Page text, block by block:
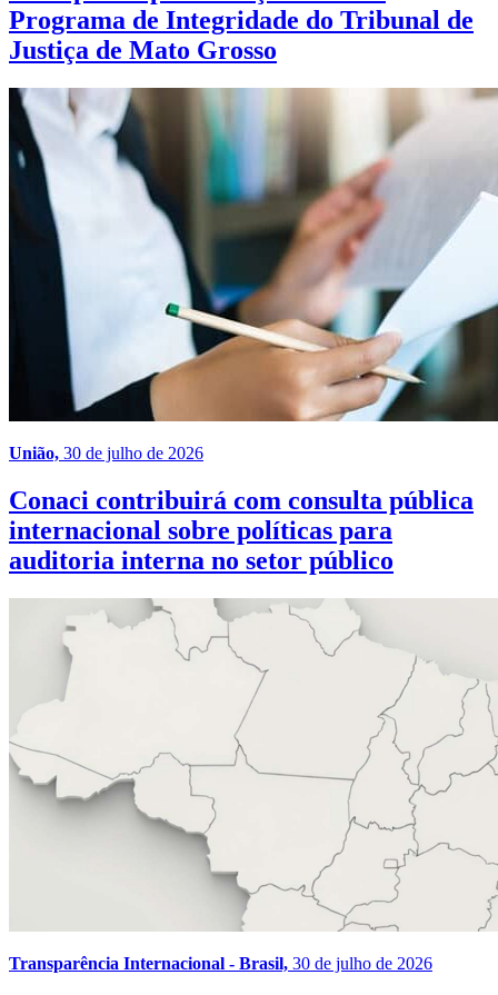
Programa de Integridade do Tribunal de
Justiça de Mato Grosso
União, 30 de julho de 2026
Conaci contribuirá com consulta pública
internacional sobre políticas para
auditoria interna no setor público
Transparência Internacional - Brasil, 30 de julho de 2026